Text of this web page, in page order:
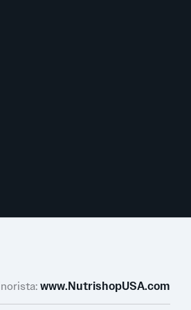
www.NutrishopUSA.com